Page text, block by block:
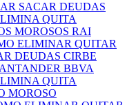
SACAR DEUDAS
QUITA
MOROSOS RAI
ELIMINAR QUITAR
DEUDAS CIRBE
BBVA
QUITA
MOROSO